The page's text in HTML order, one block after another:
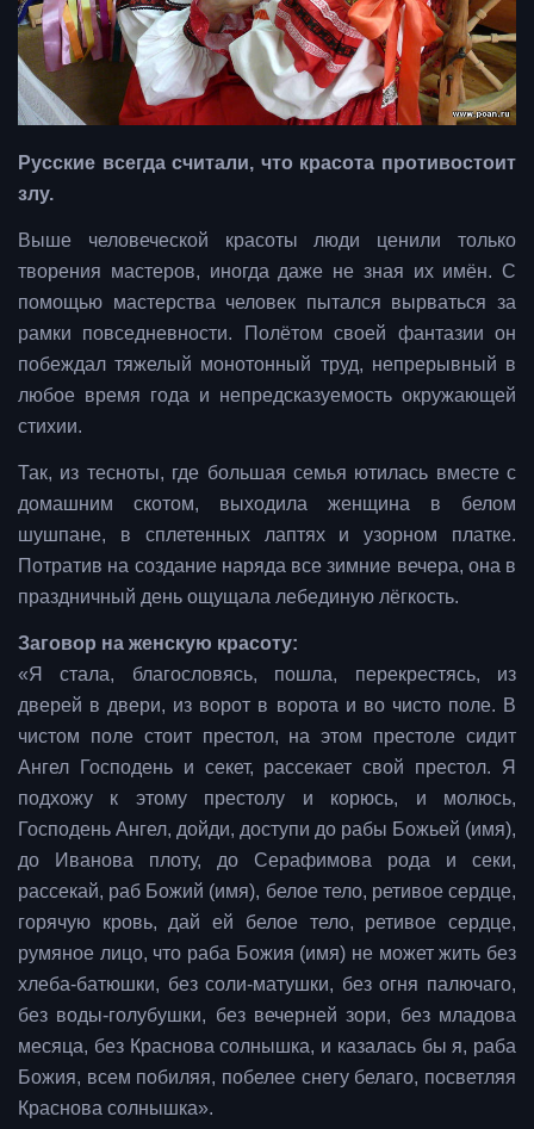
Русские всегда считали, что красота противостоит
злу.
Выше человеческой красоты люди ценили только
творения мастеров, иногда даже не зная их имён. С
помощью мастерства человек пытался вырваться за
рамки повседневности. Полётом своей фантазии он
побеждал тяжелый монотонный труд, непрерывный в
любое время года и непредсказуемость окружающей
стихии.
Так, из тесноты, где большая семья ютилась вместе с
домашним скотом, выходила женщина в белом
шушпане, в сплетенных лаптях и узорном платке.
Потратив на создание наряда все зимние вечера, она в
праздничный день ощущала лебединую лёгкость.
Заговор на женскую красоту:
«Я стала, благословясь, пошла, перекрестясь, из
дверей в двери, из ворот в ворота и во чисто поле. В
чистом поле стоит престол, на этом престоле сидит
Ангел Господень и секет, рассекает свой престол. Я
подхожу к этому престолу и корюсь, и молюсь,
Господень Ангел, дойди, доступи до рабы Божьей (имя),
до Иванова плоту, до Серафимова рода и секи,
рассекай, раб Божий (имя), белое тело, ретивое сердце,
горячую кровь, дай ей белое тело, ретивое сердце,
румяное лицо, что раба Божия (имя) не может жить без
хлеба-батюшки, без соли-матушки, без огня палючаго,
без воды-голубушки, без вечерней зори, без младова
месяца, без Краснова солнышка, и казалась бы я, раба
Божия, всем побиляя, побелее снегу белаго, посветляя
Краснова солнышка».